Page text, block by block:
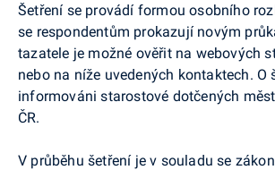
Šetření se provádí formou osobního
se respondentům prokazují novým
tazatele je možné ověřit na webových
nebo na níže uvedených kontaktech. O
informováni starostové dotčených
ČR.
V průběhu šetření je v souladu se